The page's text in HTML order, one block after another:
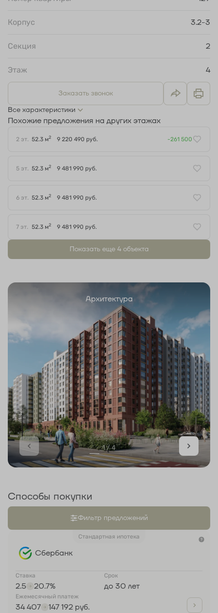
Корпус 3.2-3
Секция 2
Этаж 4
Заказать звонок
Все характеристики
Похожие предложения на других этажах
2 эт. 52.3 м2 9 220 490 руб. -261 500
5 эт. 52.3 м2 9 481 990 руб.
6 эт. 52.3 м2 9 481 990 руб.
7 эт. 52.3 м2 9 481 990 руб.
Показать еще 4 объектa
Архитектура
1 / 4
Способы покупки
Фильтр предложений
Стандартная ипотека
Сбербанк
Ставка
2.5 20.7%
Срок
до 30 лет
Ежемесячный платеж
34 407 147 192 руб.